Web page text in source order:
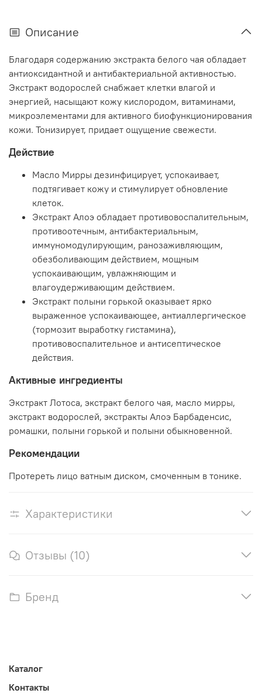
Описание
Благодаря содержанию экстракта белого чая обладает
антиоксидантной и антибактериальной активностью.
Экстракт водорослей снабжает клетки влагой и
энергией, насыщают кожу кислородом, витаминами,
микроэлементами для активного биофункционирования
кожи. Тонизирует, придает ощущение свежести.
Действие
Масло Мирры дезинфицирует, успокаивает,
подтягивает кожу и стимулирует обновление
клеток.
Экстракт Алоэ обладает противовоспалительным,
противоотечным, антибактериальным,
иммуномодулирующим, ранозаживляющим,
обезболивающим действием, мощным
успокаивающим, увлажняющим и
влагоудерживающим действием.
Экстракт полыни горькой оказывает ярко
выраженное успокаивающее, антиаллергическое
(тормозит выработку гистамина),
противовоспалительное и антисептическое
действия.
Активные ингредиенты
Экстракт Лотоса, экстракт белого чая, масло мирры,
экстракт водорослей, экстракты Алоэ Барбаденсис,
ромашки, полыни горькой и полыни обыкновенной.
Рекомендации
Протереть лицо ватным диском, смоченным в тонике.
Характеристики
Отзывы (10)
Бренд
Каталог
Контакты